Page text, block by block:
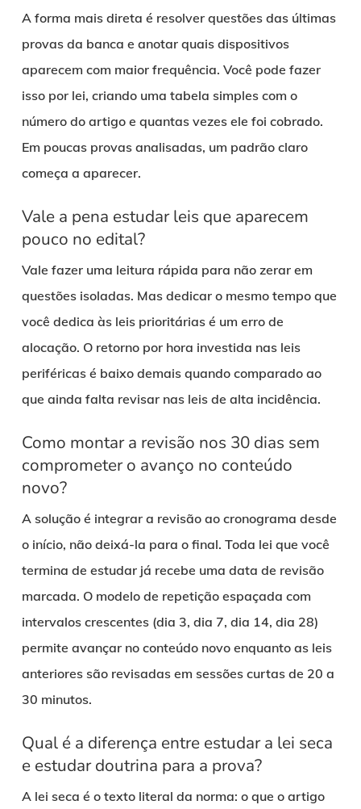
A forma mais direta é resolver questões das últimas
provas da banca e anotar quais dispositivos
aparecem com maior frequência. Você pode fazer
isso por lei, criando uma tabela simples com o
número do artigo e quantas vezes ele foi cobrado.
Em poucas provas analisadas, um padrão claro
começa a aparecer.
Vale a pena estudar leis que aparecem
pouco no edital?
Vale fazer uma leitura rápida para não zerar em
questões isoladas. Mas dedicar o mesmo tempo que
você dedica às leis prioritárias é um erro de
alocação. O retorno por hora investida nas leis
periféricas é baixo demais quando comparado ao
que ainda falta revisar nas leis de alta incidência.
Como montar a revisão nos 30 dias sem
comprometer o avanço no conteúdo
novo?
A solução é integrar a revisão ao cronograma desde
o início, não deixá-la para o final. Toda lei que você
termina de estudar já recebe uma data de revisão
marcada. O modelo de repetição espaçada com
intervalos crescentes (dia 3, dia 7, dia 14, dia 28)
permite avançar no conteúdo novo enquanto as leis
anteriores são revisadas em sessões curtas de 20 a
30 minutos.
Qual é a diferença entre estudar a lei seca
e estudar doutrina para a prova?
A lei seca é o texto literal da norma: o que o artigo